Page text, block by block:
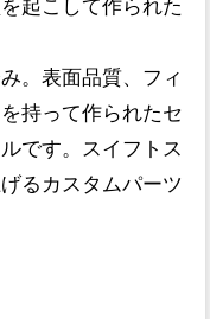
起こして作られた
。表面品質、フィ
持って作られたセ
です。スイフトス
るカスタムパーツ